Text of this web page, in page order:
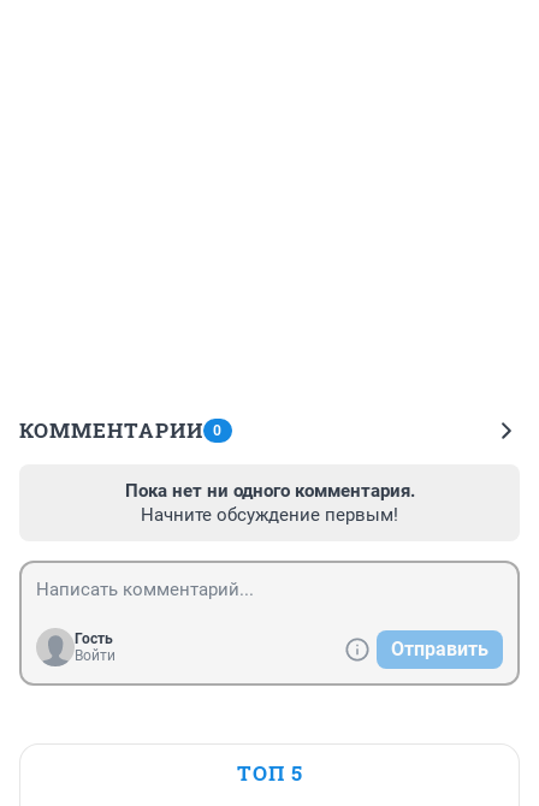
КОММЕНТАРИИ 0
Пока нет ни одного комментария.
Начните обсуждение первым!
Гость
Войти
Отправить
ТОП 5